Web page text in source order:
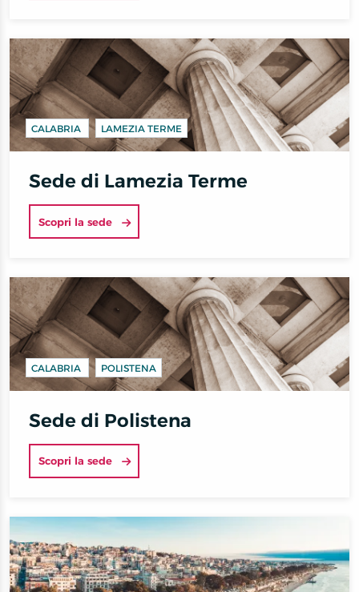
CALABRIA LAMEZIA TERME
Sede di Lamezia Terme
Scopri la sede
CALABRIA POLISTENA
Sede di Polistena
Scopri la sede